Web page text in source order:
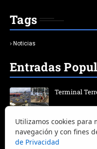
Tags
Noticias
Entradas
Terminal
Terminal
destino |
Utilizamos cookies para
navegación y con fines
de Privacidad